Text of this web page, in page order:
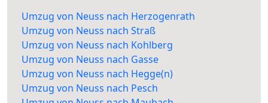
Umzug von Neuss nach Herzogenrath
Umzug von Neuss nach Straß
Umzug von Neuss nach Kohlberg
Umzug von Neuss nach Gasse
Umzug von Neuss nach Hegge(n)
Umzug von Neuss nach Pesch